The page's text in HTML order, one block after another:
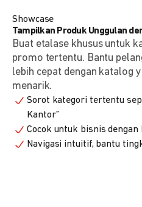
Showcase
Tampilkan Produk Unggulan
Buat etalase khusus untuk
promo tertentu. Bantu
lebih cepat dengan katalog
menarik.
Sorot kategori tertentu
Kantor”
Cocok untuk bisnis
Navigasi intuitif, bantu